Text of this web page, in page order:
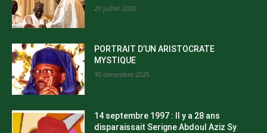
20 juillet 2026
PORTRAIT D’UN ARISTOCRATE
MYSTIQUE
30 décembre 2025
14 septembre 1997 : Il y a 28 ans
disparaissait Serigne Abdoul Aziz Sy